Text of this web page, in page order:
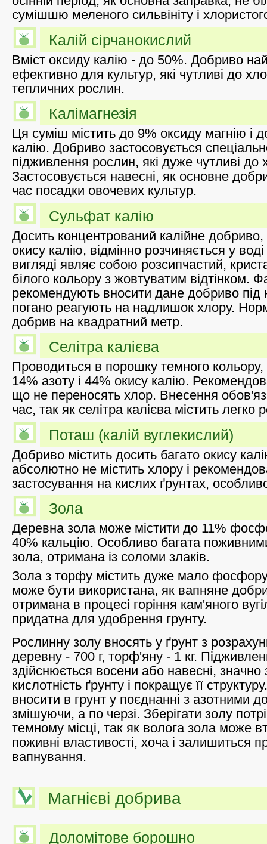
сумішшю меленого сильвініту і
Калій сірчанокислий
Вміст оксиду калію - до 50%. Добриво
ефективно для культур, які чутливі до
тепличних рослин.
Калімагнезія
Ця суміш містить до 9% оксиду магнію і
калію. Добриво застосовується
підживлення рослин, які дуже чутливі до
Застосовується навесні, як основне
час посадки овочевих культур.
Сульфат калію
Досить концентрований калійне добриво,
окису калію, відмінно розчиняється у
вигляді являє собою розсипчастий,
білого кольору з жовтуватим відтінком.
рекомендують вносити дане добриво під
погано реагують на надлишок хлору.
добрив на квадратний метр.
Селітра калієва
Проводиться в порошку темного кольору,
14% азоту і 44% окису калію.
що не переносять хлор. Внесення
час, так як селітра калієва містить легко
Поташ (калій вуглекислий)
Добриво містить досить багато окису
абсолютно не містить хлору і
застосування на кислих ґрунтах,
Зола
Деревна зола може містити до 11%
40% кальцію. Особливо багата
зола, отримана із соломи злаків.
Зола з торфу містить дуже мало фосфору
може бути використана, як вапняне
отримана в процесі горіння кам'яного
придатна для удобрення грунту.
Рослинну золу вносять у ґрунт з
деревну - 700 г, торф'яну - 1 кг.
здійснюється восени або навесні, значно
кислотність ґрунту і покращує її
вносити в грунт у поєднанні з азотними
змішуючи, а по черзі. Зберігати золу
темному місці, так як волога зола може
поживні властивості, хоча і залишиться
вапнування.
Магнієві добрива
Доломітове борошно